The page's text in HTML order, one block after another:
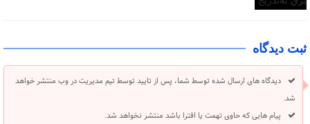
ثبت دیدگاه
دیدگاه های ارسال شده توسط شما، پس از تایید توسط تیم مدیریت در وب منتشر خواهد
شد.
پیام هایی که حاوی تهمت یا افترا باشد منتشر نخواهد شد.